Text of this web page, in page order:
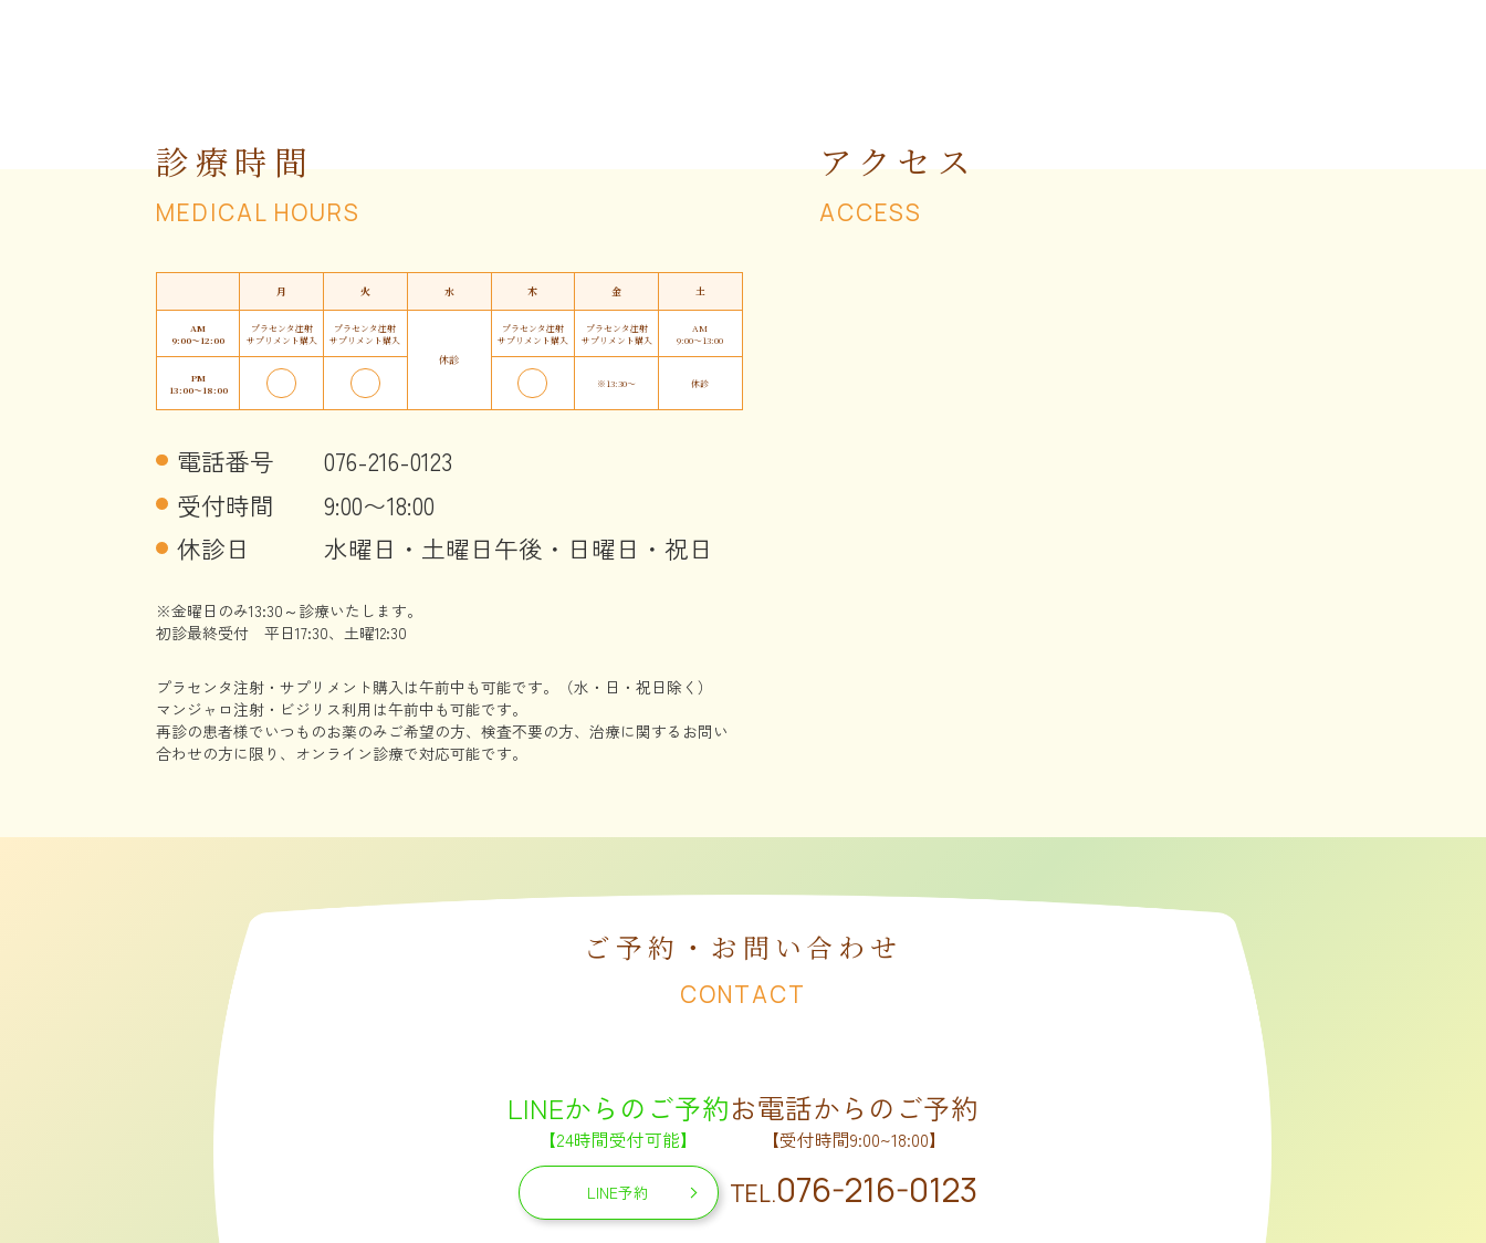
診療時間
MEDICAL HOURS
月 火 水 木 金 土
AM
9:00〜12:00
プラセンタ注射
サプリメント購入
プラセンタ注射
サプリメント購入
休診
プラセンタ注射
サプリメント購入
プラセンタ注射
サプリメント購入
AM
9:00〜13:00
PM
13:00〜18:00
※13:30〜 休診
電話番号
076-216-0123
受付時間
9:00〜18:00
休診日
水曜日・土曜日午後・日曜日・祝日
※金曜日のみ13:30～診療いたします。
初診最終受付 平日17:30、土曜12:30
プラセンタ注射・サプリメント購入は午前中も可能です。（水・日・祝日除く）
マンジャロ注射・ビジリス利用は午前中も可能です。
再診の患者様でいつものお薬のみご希望の方、検査不要の方、治療に関するお問い
合わせの方に限り、オンライン診療で対応可能です。
アクセス
ACCESS
ご予約・お問い合わせ
CONTACT
LINEからのご予約
【24時間受付可能】
LINE予約
お電話からのご予約
【受付時間9:00~18:00】
TEL.076-216-0123